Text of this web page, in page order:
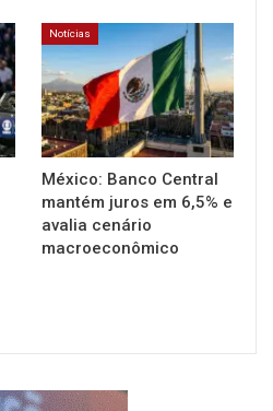
Notícias
México: Banco Central
mantém juros em 6,5% e
avalia cenário
macroeconômico